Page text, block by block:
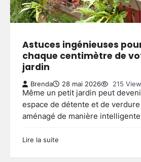
Astuces ingénieuses
chaque centimètre de
jardin
Brenda 28 mai 2026 215
Même un petit jardin peut
espace de détente et de verdure
aménagé de manière
Lire la suite